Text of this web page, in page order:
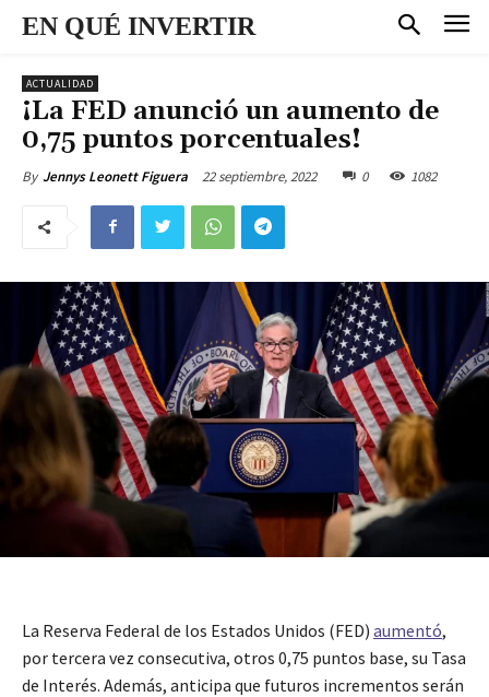
EN QUÉ INVERTIR
ACTUALIDAD
¡La FED anunció un aumento de
0,75 puntos porcentuales!
By Jennys Leonett Figuera 22 septiembre, 2022 0 1082
La Reserva Federal de los Estados Unidos (FED) aumentó,
por tercera vez consecutiva, otros 0,75 puntos base, su Tasa
de Interés. Además, anticipa que futuros incrementos serán